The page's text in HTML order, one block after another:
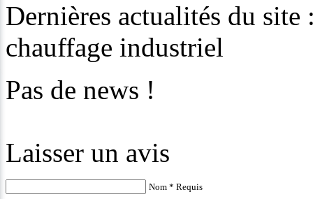
Dernières actualités du
chauffage industriel
Pas de news !
Laisser un avis
Nom * Requis